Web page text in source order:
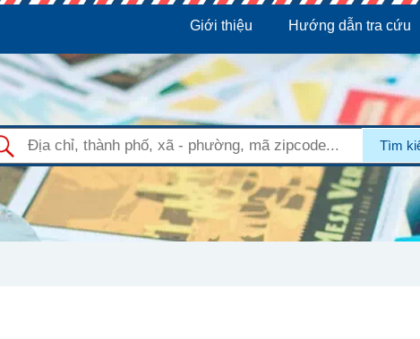
Giới thiệu Hướng dẫn tra cứu
Tìm